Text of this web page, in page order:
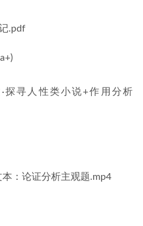
.pdf
探寻人性类小说+作用分析
：论证分析主观题.mp4